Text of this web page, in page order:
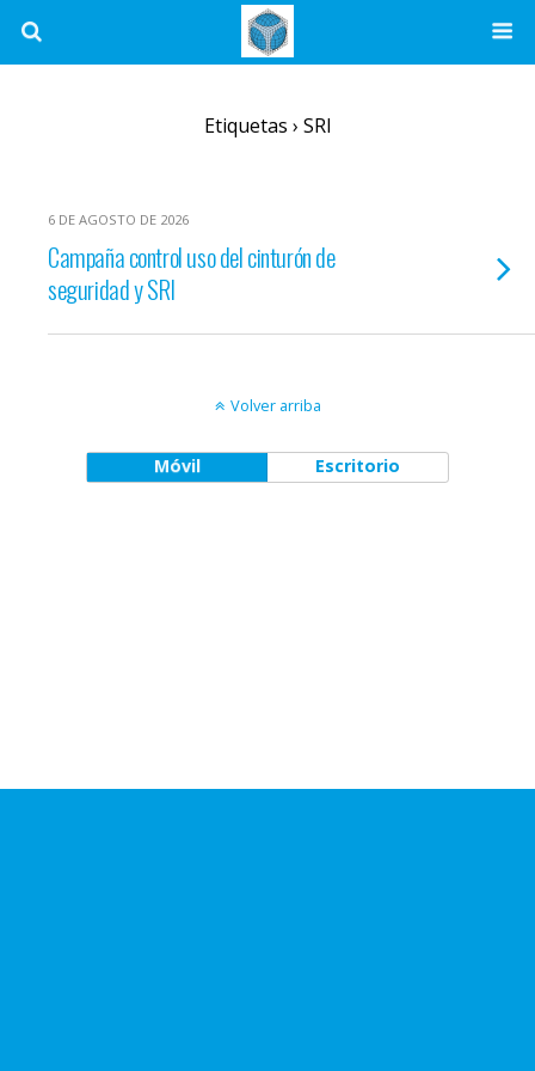
Etiquetas › SRI
6 DE AGOSTO DE 2026
Campaña control uso del cinturón de
seguridad y SRI
Volver arriba
Móvil Escritorio